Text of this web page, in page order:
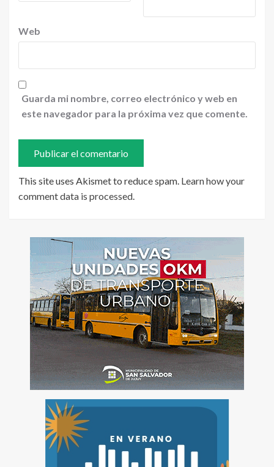
Web
Guarda mi nombre, correo electrónico y web en
este navegador para la próxima vez que comente.
This site uses Akismet to reduce spam. Learn how your
comment data is processed.